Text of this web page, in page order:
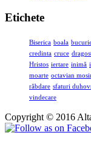
Etichete
Biserica boala
credinta cruce
Hristos iertare inimă
moarte octavian
răbdare sfaturi
vindecare
Copyright © 2016